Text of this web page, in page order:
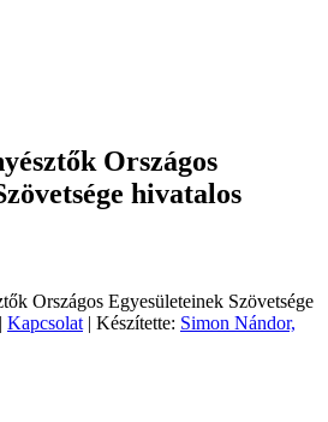
Országos
hivatalos
Országos Egyesületeinek Szövetsége
| Kapcsolat | Készítette: Simon Nándor,